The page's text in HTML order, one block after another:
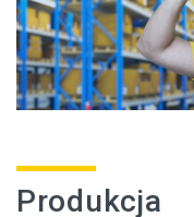
Produkcja